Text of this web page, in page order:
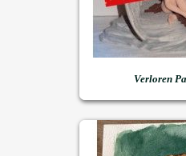
Verloren